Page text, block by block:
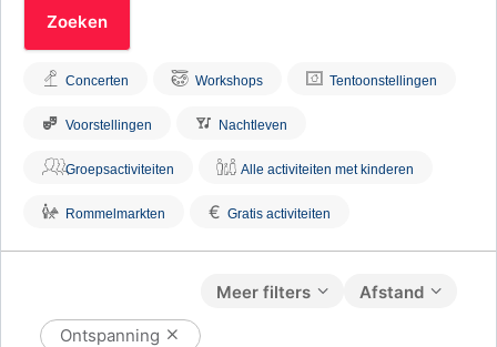
Concerten Workshops Tentoonstellingen
Voorstellingen Nachtleven
Groepsactiviteiten Alle activiteiten met kinderen
Rommelmarkten € Gratis activiteiten
Afstand
Meer filters
Ontspanning